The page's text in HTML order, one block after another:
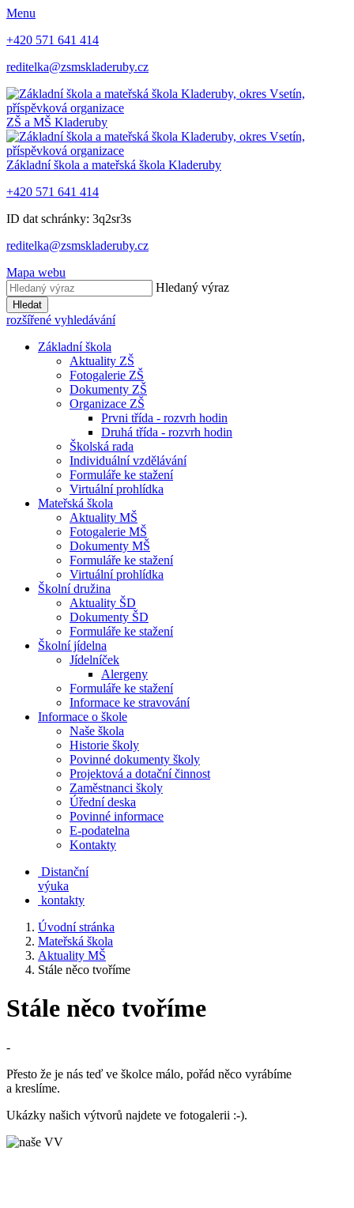
Menu
+420 571 641 414
reditelka@zsmskladeruby.cz
ZŠ a MŠ Kladeruby
Základní škola a mateřská škola Kladeruby
+420 571 641 414
ID dat schránky: 3q2sr3s
reditelka@zsmskladeruby.cz
Mapa webu
Hledaný výraz
Hledat
rozšířené vyhledávání
Základní škola
Aktuality ZŠ
Fotogalerie ZŠ
Dokumenty ZŠ
Organizace ZŠ
Prvni třída - rozvrh hodin
Druhá třída - rozvrh hodin
Školská rada
Individuální vzdělávání
Formuláře ke stažení
Virtuální prohlídka
Mateřská škola
Aktuality MŠ
Fotogalerie MŠ
Dokumenty MŠ
Formuláře ke stažení
Virtuální prohlídka
Školní družina
Aktuality ŠD
Dokumenty ŠD
Formuláře ke stažení
Školní jídelna
Jídelníček
Alergeny
Formuláře ke stažení
Informace ke stravování
Informace o škole
Naše škola
Historie školy
Povinné dokumenty školy
Projektová a dotační činnost
Zaměstnanci školy
Úřední deska
Povinné informace
E-podatelna
Kontakty
Distanční
výuka
kontakty
Úvodní stránka
Mateřská škola
Aktuality MŠ
Stále něco tvoříme
Stále něco tvoříme
-
Přesto že je nás teď ve školce málo, pořád něco vyrábíme
a kreslíme.
Ukázky našich výtvorů najdete ve fotogalerii :-).